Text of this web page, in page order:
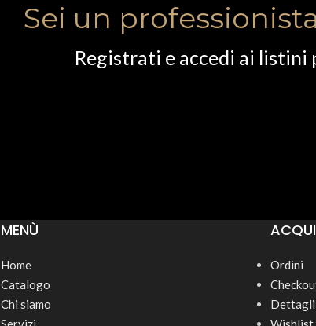
Sei un
Registrati e accedi ai listini
MENÙ
Home
Catalogo
Chi siamo
Ordini
Dettagli